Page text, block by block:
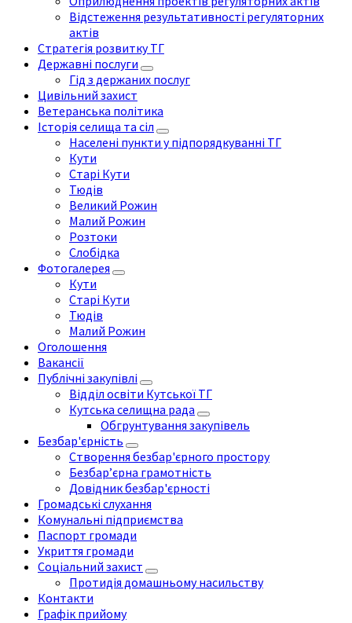
Відстеження результативності регуляторних
актів
Стратегія розвитку ТГ
Державні послуги
Гід з держаних послуг
Цивільний захист
Ветеранська політика
Історія селища та сіл
Населені пункти у підпорядкуванні ТГ
Кути
Старі Кути
Тюдів
Великий Рожин
Малий Рожин
Розтоки
Слобідка
Фотогалерея
Кути
Старі Кути
Тюдів
Малий Рожин
Оголошення
Вакансії
Публічні закупівлі
Відділ освіти Кутської ТГ
Кутська селищна рада
Обгрунтування закупівель
Безбар'єрність
Створення безбар'єрного простору
Безбар’єрна грамотність
Довідник безбар'єрності
Громадські слухання
Комунальні підприємства
Паспорт громади
Укриття громади
Соціальний захист
Протидія домашньому насильству
Контакти
Графік прийому